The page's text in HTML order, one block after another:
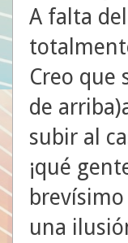
A falta
Creo que
de
subir al
¡qué
una